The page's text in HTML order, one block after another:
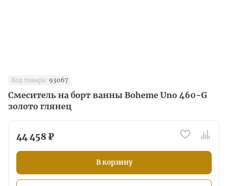
Код товара: 93067
Смеситель на борт ванны Boheme Uno 460-G
золото глянец
44 458 ₽
В корзину